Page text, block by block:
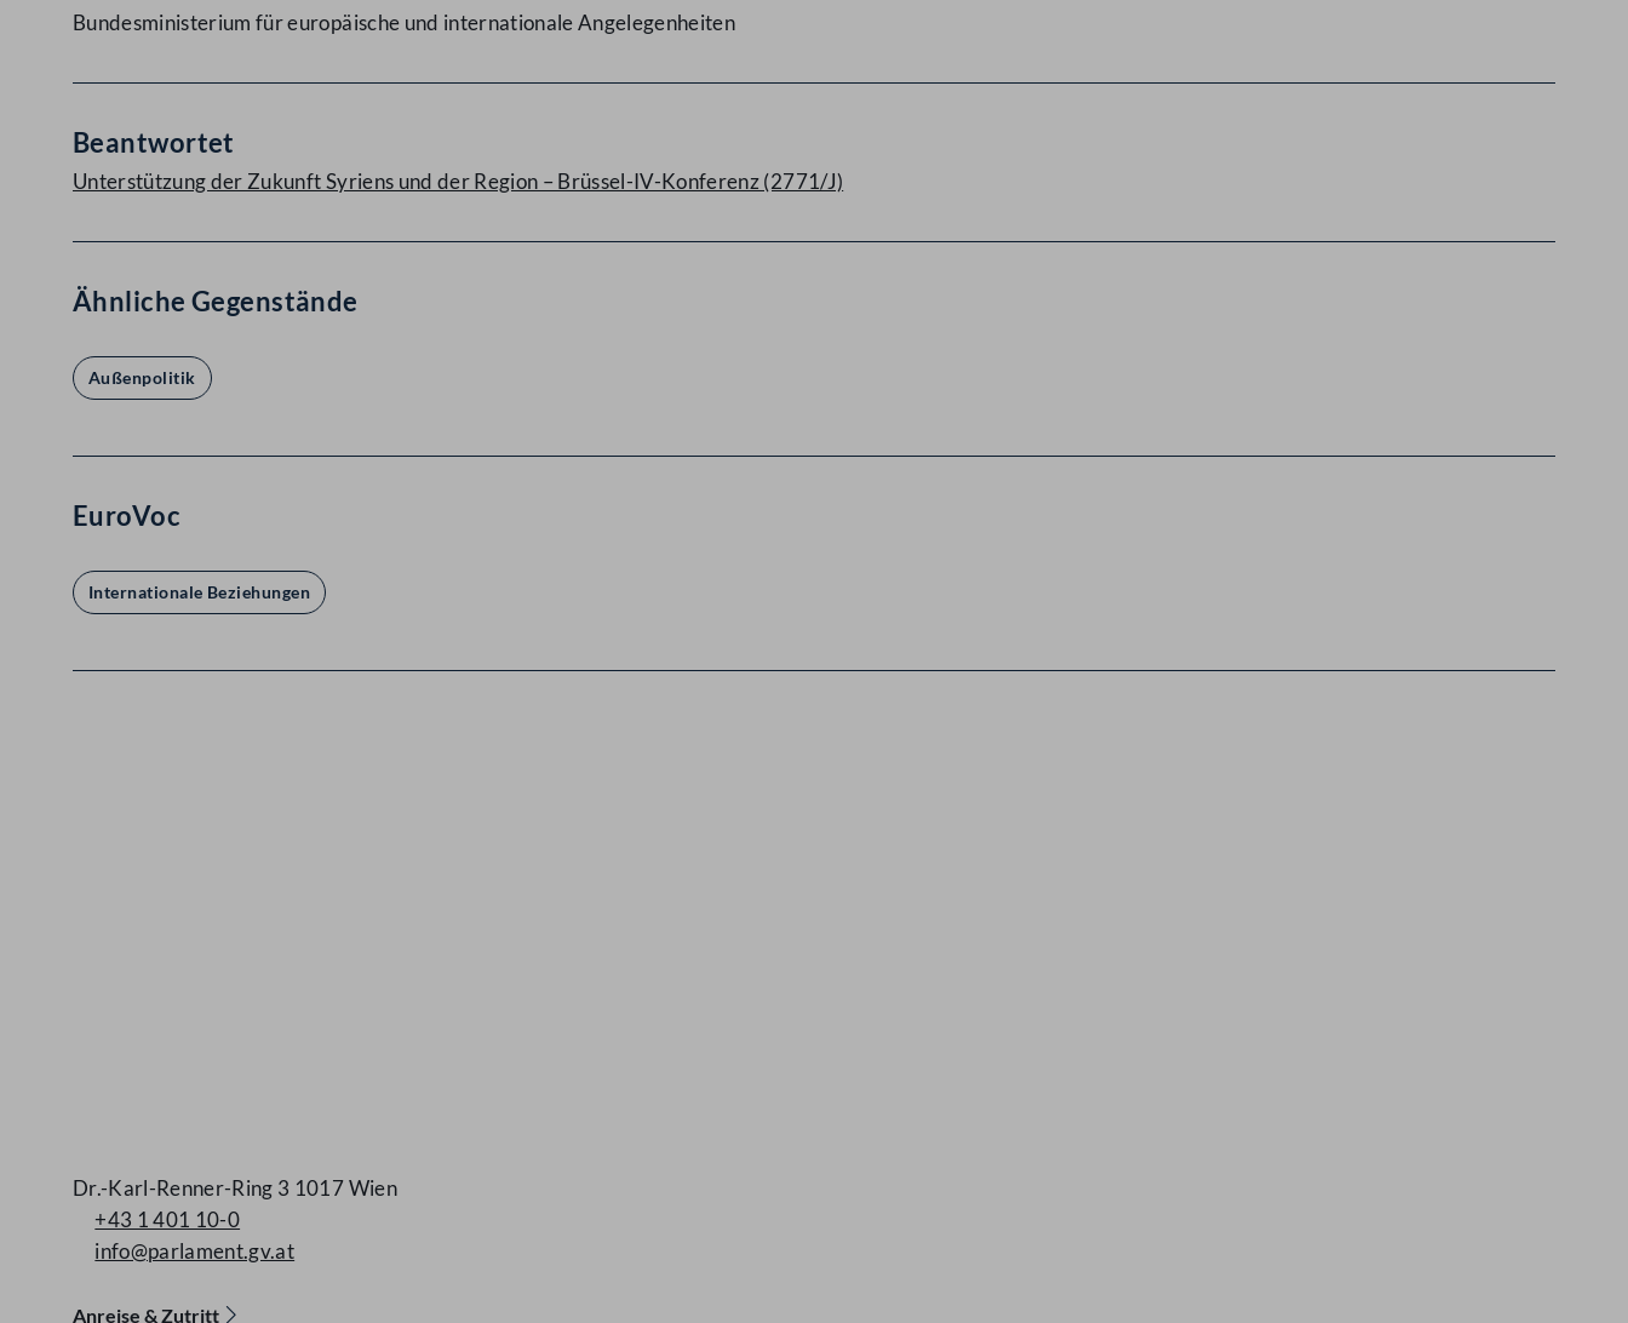
Bundesministerium für europäische und internationale Angelegenheiten
Beantwortet
Unterstützung der Zukunft Syriens und der Region – Brüssel-IV-Konferenz (2771/J)
Ähnliche Gegenstände
Außenpolitik
EuroVoc
Internationale Beziehungen
Dr.-Karl-Renner-Ring 3 1017 Wien
+43 1 401 10-0
info@parlament.gv.at
Anreise & Zutritt